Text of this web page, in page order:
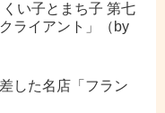
い子とまち子 第七
ライアント」（by
した名店「フラン